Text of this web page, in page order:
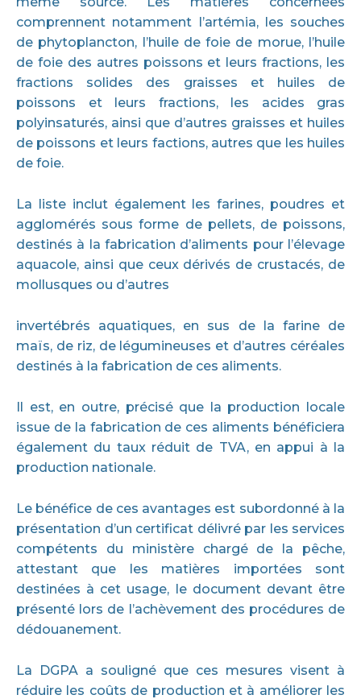
comprennent notamment l’artémia, les souches
de phytoplancton, l’huile de foie de morue, l’huile
de foie des autres poissons et leurs fractions, les
fractions solides des graisses et huiles de
poissons et leurs fractions, les acides gras
polyinsaturés, ainsi que d’autres graisses et huiles
de poissons et leurs factions, autres que les huiles
de foie.
La liste inclut également les farines, poudres et
agglomérés sous forme de pellets, de poissons,
destinés à la fabrication d’aliments pour l’élevage
aquacole, ainsi que ceux dérivés de crustacés, de
mollusques ou d’autres
invertébrés aquatiques, en sus de la farine de
maïs, de riz, de légumineuses et d’autres céréales
destinés à la fabrication de ces aliments.
Il est, en outre, précisé que la production locale
issue de la fabrication de ces aliments bénéficiera
également du taux réduit de TVA, en appui à la
production nationale.
Le bénéfice de ces avantages est subordonné à la
présentation d’un certificat délivré par les services
compétents du ministère chargé de la pêche,
attestant que les matières importées sont
destinées à cet usage, le document devant être
présenté lors de l’achèvement des procédures de
dédouanement.
La DGPA a souligné que ces mesures visent à
réduire les coûts de production et à améliorer les